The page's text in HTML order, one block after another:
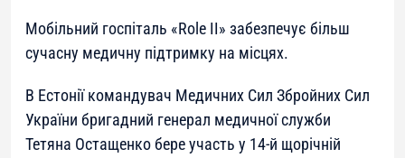
Мобільний госпіталь «Role II» забезпечує більш
сучасну медичну підтримку на місцях.
В Естонії командувач Медичних Сил Збройних Сил
України бригадний генерал медичної служби
Тетяна Остащенко бере участь у 14-й щорічній